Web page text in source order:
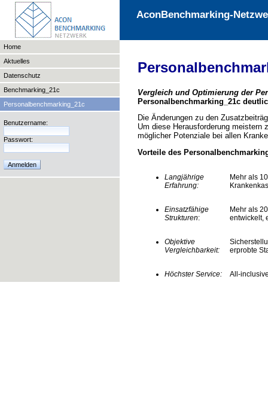
AconBenchmarking-
Home
Aktuelles
Datenschutz
Benchmarking_21c
Personalbenchmarking_21c
Benutzername:
Passwort:
Vergleich und Optimierung der
Personalbenchmarking_21c
Die Änderungen zu den
Um diese Herausforderung
möglicher Potenziale bei allen
Vorteile des
Langjährige
Erfahrung:
Mehr als
Einsatzfähige
Strukturen:
Mehr als
entwickelt,
Objektive
Vergleichbarkeit:
erprobte
Höchster Service: All-